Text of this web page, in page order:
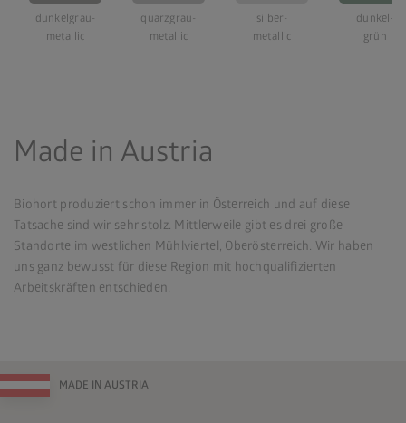
dunkelgrau-
metallic
quarzgrau-
metallic
silber-
metallic
dunkel-
grün
Made in Austria
Biohort produziert schon immer in Österreich und auf diese
Tatsache sind wir sehr stolz. Mittlerweile gibt es drei große
Standorte im westlichen Mühlviertel, Oberösterreich. Wir haben
uns ganz bewusst für diese Region mit hochqualifizierten
Arbeitskräften entschieden.
MADE IN AUSTRIA